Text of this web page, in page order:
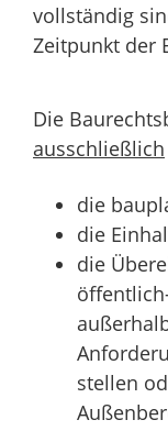
vollständig
Zeitpunkt der
Die
ausschließlich
die
die
die
stellen